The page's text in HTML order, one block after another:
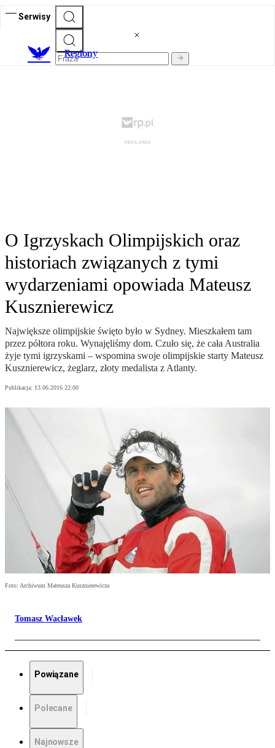
Serwisy
Regiony
O Igrzyskach Olimpijskich oraz
historiach związanych z tymi
wydarzeniami opowiada Mateusz
Kusznierewicz
Największe olimpijskie święto było w Sydney. Mieszkałem tam
przez półtora roku. Wynajęliśmy dom. Czuło się, że cała Australia
żyje tymi igrzyskami – wspomina swoje olimpijskie starty Mateusz
Kusznierewicz, żeglarz, złoty medalista z Atlanty.
Publikacja: 13.06.2016 22:00
Foto: Archiwum Mateusza Kusznierewicza
Tomasz Wacławek
Powiązane
Polecane
Najnowsze